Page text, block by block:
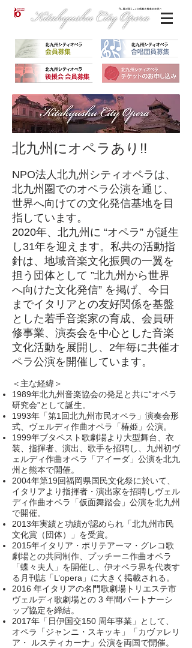
北九州にオペラあり!!
NPO法人北九州シティオペラは、
北九州圏でのオペラ公演を通じ、
世界へ向けての文化発信基地を目
指しています。​
2020年、北九州に “オペラ” が誕生
し31年を迎えます。私共の活動指
針は、地域音楽文化振興の一翼を
担う団体として ”北九州から世界
へ向けた文化発信” を掲げ、今日
までイタリアとの友好関係を基盤
とした若手音楽家の育成、会員研
修事業、演奏会を中心とした音楽
文化活動を展開し、2年毎に共催オ
ペラ公演を開催しています。
＜主な経緯＞
1989年北九州音楽協会の発足と共に“オペラ
研究会”として誕生。
1993年「第1回北九州市民オペラ」演奏会形
式、ヴェルディ作曲オペラ「椿姫」公演。
1999年ブタペスト歌劇場より大型舞台、衣
装、指揮者、演出、歌手を招聘し、九州初ヴ
ェルディ作曲オペラ「アイーダ」公演を北九
州と熊本で開催。
2004年第19回福岡県国民文化祭に於いて、
イタリアより指揮者・演出家を招聘しヴェル
ディ作曲オペラ「仮面舞踏会」公演を北九州
で開催。
2013年実績と功績が認められ「北九州市民
文化賞（団体）」を受賞。
2015年イタリア・ポリテアーマ・グレコ歌
劇場との共同制作、プッチーニ作曲オペラ
「蝶々夫人」を開催し、伊オペラ界を代表す
る月刊誌「L’opera」に大きく掲載される。
2016 年イタリアの名門歌劇場トリエステ市
ヴェルディ歌劇場との 3 年間パートナーシ
ップ協定を締結。
2017年「日伊国交150 周年事業」として、
オペラ「ジャンニ・スキッキ」「カヴァレリ
ア・ ルスティカーナ」公演を両国で開催。